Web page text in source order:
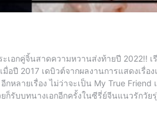
อกคู่จิ้นสาดความหวานส่งท้ายปี 2022!!
ปี 2017 เดบิวต์จากผลงานการแสดงเรื่
หลายเรื่อง ไม่ว่าจะเป็น My True
รับบทนางเอกอีกครั้งในซีรี่ย์จีนแนวรักวัย